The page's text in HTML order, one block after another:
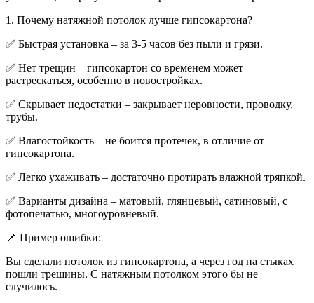
1. Почему натяжной потолок лучше гипсокартона?
✅ Быстрая установка – за 3-5 часов без пыли и грязи.
✅ Нет трещин – гипсокартон со временем может
растрескаться, особенно в новостройках.
✅ Скрывает недостатки – закрывает неровности, проводку,
трубы.
✅ Влагостойкость – не боится протечек, в отличие от
гипсокартона.
✅ Легко ухаживать – достаточно протирать влажной тряпкой.
✅ Варианты дизайна – матовый, глянцевый, сатиновый, с
фотопечатью, многоуровневый.
📌 Пример ошибки:
Вы сделали потолок из гипсокартона, а через год на стыках
пошли трещины. С натяжным потолком этого бы не
случилось.